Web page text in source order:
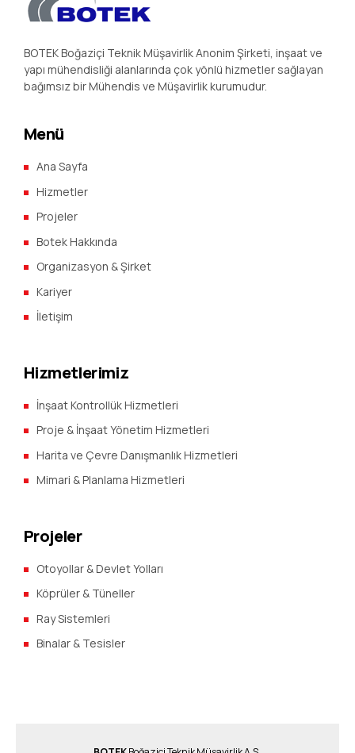
BOTEK Boğaziçi Teknik Müşavirlik Anonim Şirketi, inşaat ve
yapı mühendisliği alanlarında çok yönlü hizmetler sağlayan
bağımsız bir Mühendis ve Müşavirlik kurumudur.
Menü
Ana Sayfa
Hizmetler
Projeler
Botek Hakkında
Organizasyon & Şirket
Kariyer
İletişim
Hizmetlerimiz
İnşaat Kontrollük Hizmetleri
Proje & İnşaat Yönetim Hizmetleri
Harita ve Çevre Danışmanlık Hizmetleri
Mimari & Planlama Hizmetleri
Projeler
Otoyollar & Devlet Yolları
Köprüler & Tüneller
Ray Sistemleri
Binalar & Tesisler